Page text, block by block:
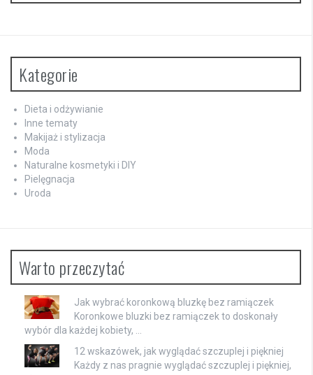
Kategorie
Dieta i odżywianie
Inne tematy
Makijaż i stylizacja
Moda
Naturalne kosmetyki i DIY
Pielęgnacja
Uroda
Warto przeczytać
Jak wybrać koronkową bluzkę bez ramiączek
Koronkowe bluzki bez ramiączek to doskonały
wybór dla każdej kobiety, …
12 wskazówek, jak wyglądać szczuplej i piękniej
Każdy z nas pragnie wyglądać szczuplej i piękniej,